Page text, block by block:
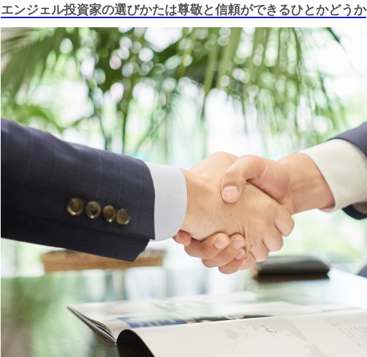
エンジェル投資家の選びかたは尊敬と信頼ができるひとかどうか